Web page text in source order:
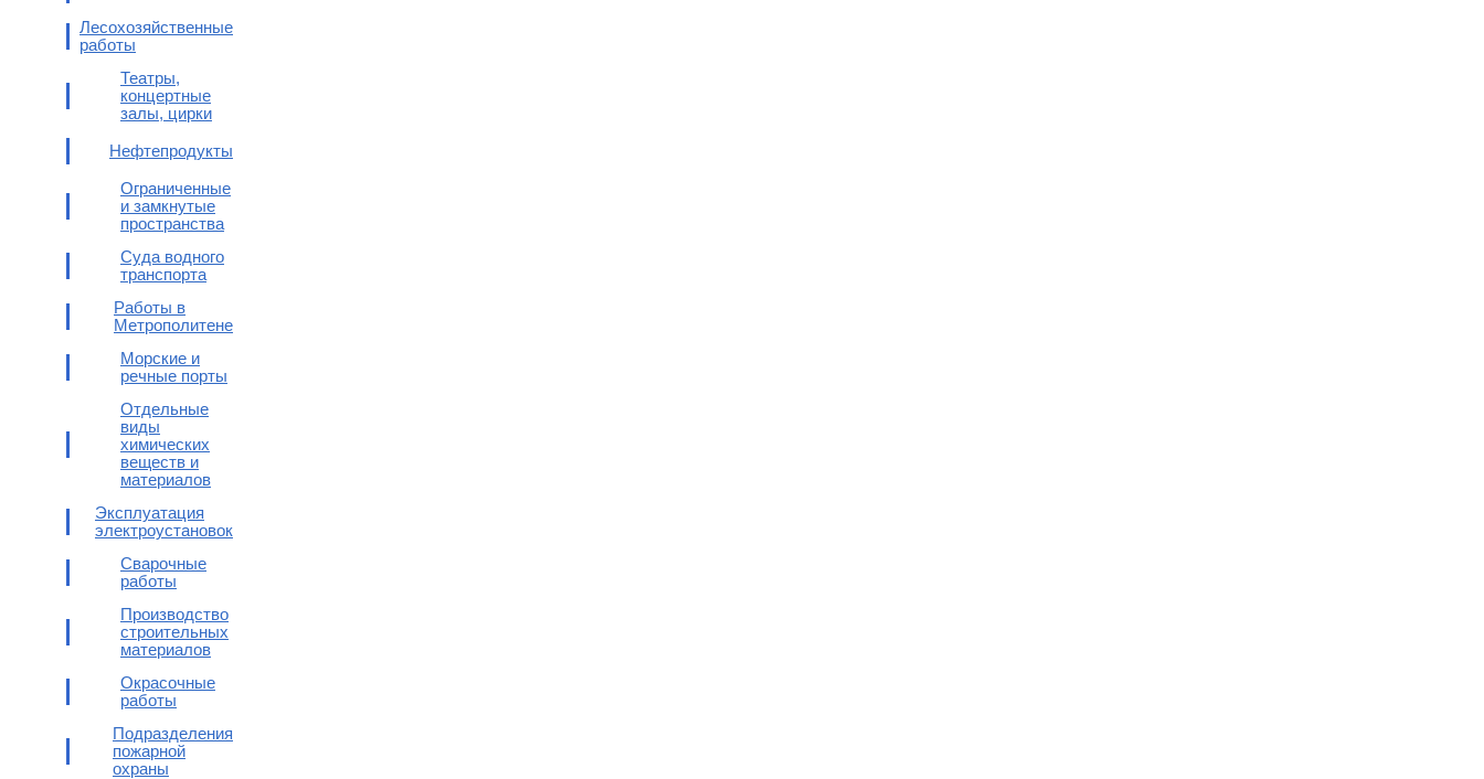
Лесохозяйственные
работы
Театры,
концертные
залы, цирки
Нефтепродукты
Ограниченные
и замкнутые
пространства
Суда водного
транспорта
Работы в
Метрополитене
Морские и
речные порты
Отдельные
виды
химических
веществ и
материалов
Эксплуатация
электроустановок
Сварочные
работы
Производство
строительных
материалов
Окрасочные
работы
Подразделения
пожарной
охраны